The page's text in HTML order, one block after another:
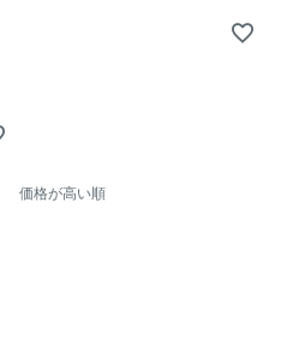
価格が高い順